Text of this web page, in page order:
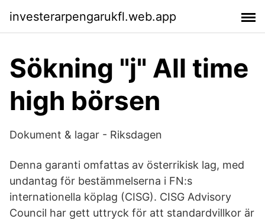
investerarpengarukfl.web.app
Sökning "j" All time
high börsen
Dokument & lagar - Riksdagen
Denna garanti omfattas av österrikisk lag, med
undantag för bestämmelserna i FN:s
internationella köplag (CISG). CISG Advisory
Council har gett uttryck för att standardvillkor är